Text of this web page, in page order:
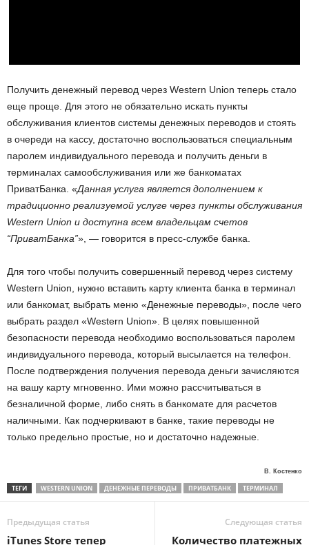
Получить денежный перевод через Western Union теперь стало
еще проще. Для этого не обязательно искать пункты
обслуживания клиентов системы денежных переводов и стоять
в очереди на кассу, достаточно воспользоваться специальным
паролем индивидуального перевода и получить деньги в
терминалах самообслуживания или же банкоматах
ПриватБанка. «Данная услуга является дополнением к
традиционно реализуемой услуге через пункты обслуживания
Western Union и доступна всем владельцам счетов
“ПриватБанка”», — говорится в пресс-службе банка.
Для того чтобы получить совершенный перевод через систему
Western Union, нужно вставить карту клиента банка в терминал
или банкомат, выбрать меню «Денежные переводы», после чего
выбрать раздел «Western Union». В целях повышенной
безопасности перевода необходимо воспользоваться паролем
индивидуального перевода, который высылается на телефон.
После подтверждения получения перевода деньги зачисляются
на вашу карту мгновенно. Ими можно рассчитываться в
безналичной форме, либо снять в банкомате для расчетов
наличными. Как подчеркивают в банке, такие переводы не
только предельно простые, но и достаточно надежные.
В. Костенко
ТЕГИ WESTERN UNION ДЕНЕЖНЫЕ ПЕРЕВОДЫ ПРИВАТБАНК ТЕРМИНАЛ
Предыдущая статья
iTunes Store тепер
Следующая статья
Количество платежных